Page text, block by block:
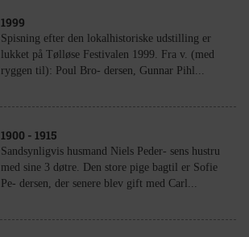
1999
Spisning efter den lokalhistoriske udstilling er
lukket på Tølløse Festivalen 1999. Fra v. (med
ryggen til): Poul Bro- dersen, Gunnar Pihl...
1900 - 1915
Sandsynligvis husmand Niels Peder- sens hustru
med sine 3 døtre. Den store pige bagtil er Sofie
Pe- dersen, der senere blev gift med Carl...